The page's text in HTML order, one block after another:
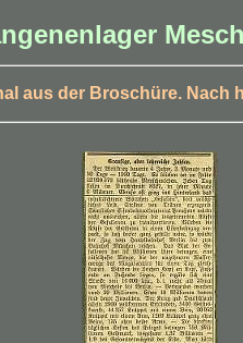
aus der Broschüre. Nach